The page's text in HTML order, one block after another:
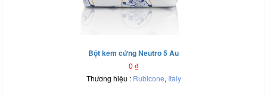
Bột kem cứng Neutro 5 Au
0 ₫
Thương hiệu : Rubicone, Italy